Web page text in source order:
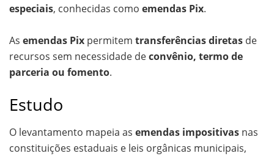
especiais, conhecidas como emendas Pix.
As emendas Pix permitem transferências diretas de
recursos sem necessidade deconvênio, termo de
parceria ou fomento.
Estudo
O levantamento mapeia as emendas impositivas nas
constituições estaduais e leis orgânicas municipais,